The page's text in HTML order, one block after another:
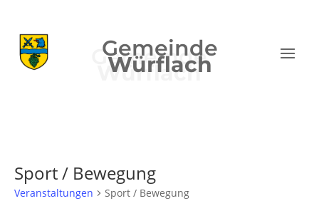
Gemeinde
Würflach
Sport / Bewegung
Veranstaltungen Sport / Bewegung